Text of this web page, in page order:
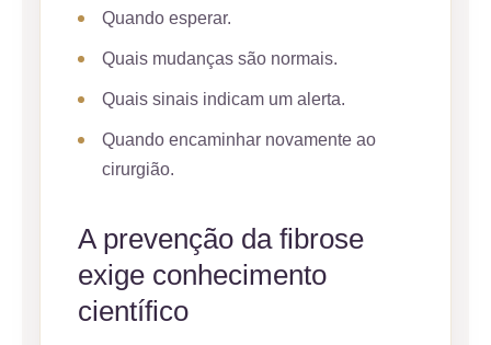
Quando esperar.
Quais mudanças são normais.
Quais sinais indicam um alerta.
Quando encaminhar novamente ao
cirurgião.
A prevenção da fibrose
exige conhecimento
científico